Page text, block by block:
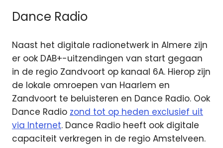
Dance Radio
Naast het digitale radionetwerk in Almere zijn
er ook DAB+-uitzendingen van start gegaan
in de regio Zandvoort op kanaal 6A. Hierop zijn
de lokale omroepen van Haarlem en
Zandvoort te beluisteren en Dance Radio. Ook
Dance Radio zond tot op heden exclusief uit
via Internet. Dance Radio heeft ook digitale
capaciteit verkregen in de regio Amstelveen.